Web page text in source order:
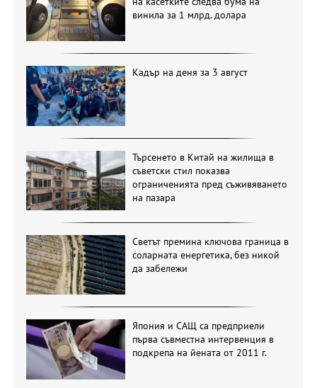
винила за 1 млрд. долара
Кадър на деня за 3 август
Търсенето в Китай на жилища в
съветски стил показва
ограниченията пред съживяването
на пазара
Светът премина ключова граница в
соларната енергетика, без никой
да забележи
Япония и САЩ са предприели
първа съвместна интервенция в
подкрепа на йената от 2011 г.